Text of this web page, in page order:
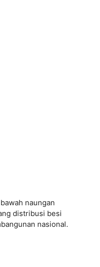
naungan
distribusi besi
nasional.